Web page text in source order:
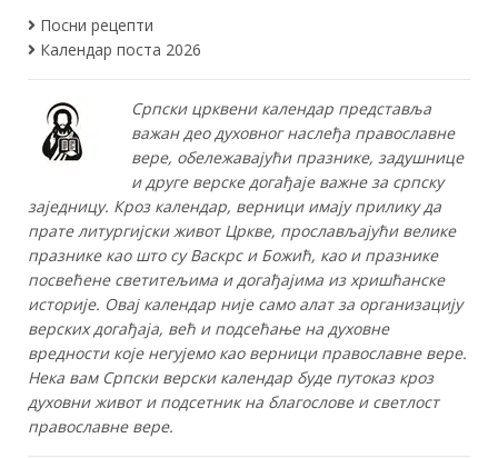
Посни рецепти
Календар поста 2026
Српски црквени календар представља
важан део духовног наслеђа православне
вере, обележавајући празнике, задушнице
и друге верске догађаје важне за српску
заједницу. Кроз календар, верници имају прилику да
прате литургијски живот Цркве, прослављајући велике
празнике као што су Васкрс и Божић, као и празнике
посвећене светитељима и догађајима из хришћанске
историје. Овај календар није само алат за организацију
верских догађаја, већ и подсећање на духовне
вредности које негујемо као верници православне вере.
Нека вам Српски верски календар буде путоказ кроз
духовни живот и подсетник на благослове и светлост
православне вере.